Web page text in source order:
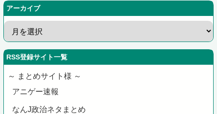
アーカイブ
RSS登録サイト一覧
～ まとめサイト様 ～
アニゲー速報
なんJ政治ネタまとめ